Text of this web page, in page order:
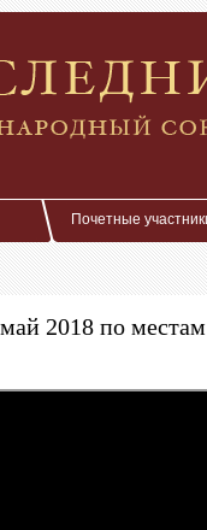
Почетные
2018 по